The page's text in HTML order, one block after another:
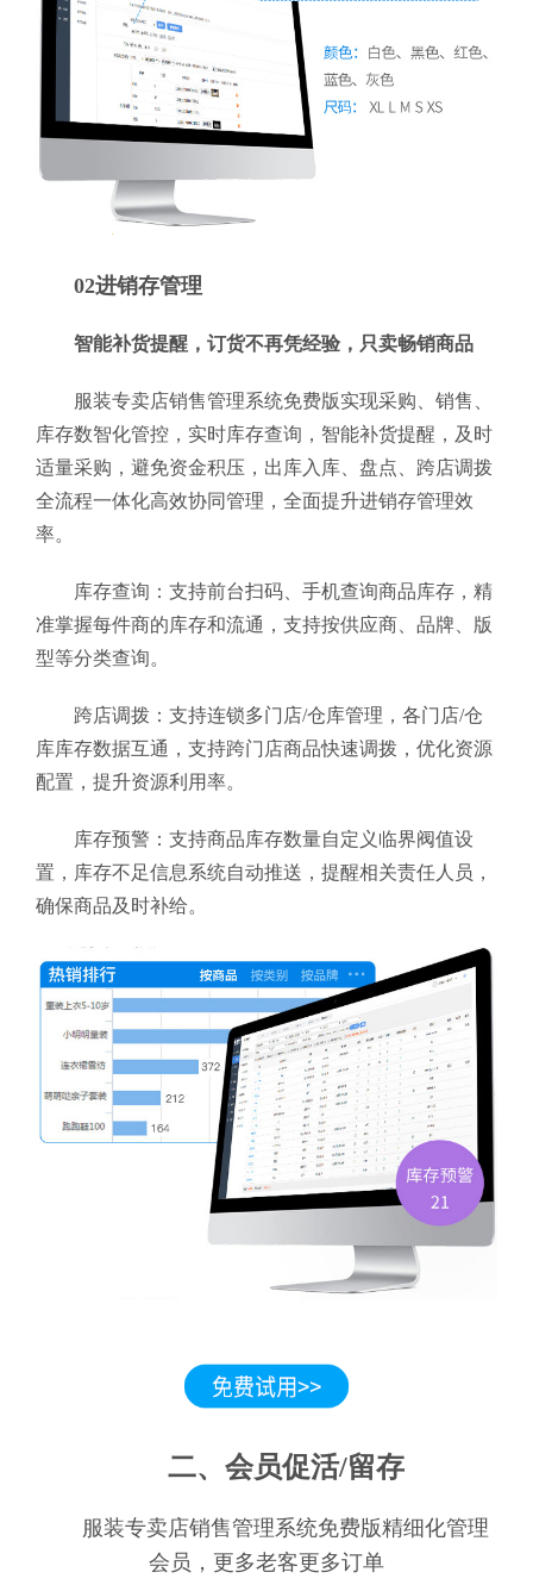
02进销存管理
智能补货提醒，订货不再凭经验，只卖畅销商品
服装专卖店销售管理系统免费版实现采购、销售、
库存数智化管控，实时库存查询，智能补货提醒，及时
适量采购，避免资金积压，出库入库、盘点、跨店调拨
全流程一体化高效协同管理，全面提升进销存管理效
率。
库存查询：支持前台扫码、手机查询商品库存，精
准掌握每件商的库存和流通，支持按供应商、品牌、版
型等分类查询。
跨店调拨：支持连锁多门店/仓库管理，各门店/仓
库库存数据互通，支持跨门店商品快速调拨，优化资源
配置，提升资源利用率。
库存预警：支持商品库存数量自定义临界阀值设
置，库存不足信息系统自动推送，提醒相关责任人员，
确保商品及时补给。
二、会员促活/留存
服装专卖店销售管理系统免费版精细化管理
会员，更多老客更多订单